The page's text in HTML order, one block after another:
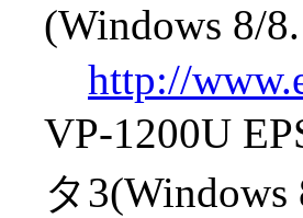
(Windows 8/
http://
VP-1200U
タ